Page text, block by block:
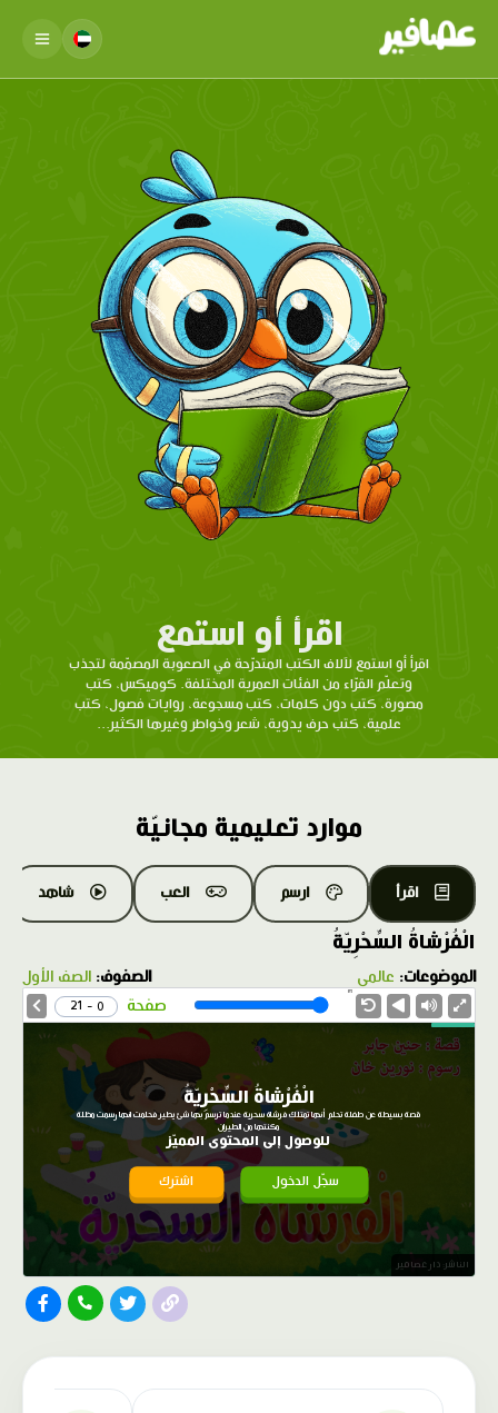
اقرأ أو استمع
اقرأ أو استمع لآلاف الكتب المتدرّحة في الصعوبة المصمّمة لتجذب
وتعلّم القرّاء من الفئات العمرية المختلفة. كوميكس، كتب
مصورة، كتب دون كلمات، كتب مسجوعة، روايات فصول، كتب
علمية، كتب حرف يدوية، شعر وخواطر وغيرها الكثير...
موارد تعليمية مجانيّة
اقرأ ارسم العب شاهد
الْفُرْشاةُ السِّحْرِيّةُ
الموضوعات: عالمي الصفوف: الصف الأول
صفحة 0 - 21
الْفُرْشاةُ السِّحْرِيّةُ
قصة بسيطة عن طفلة تحلم أنها تمتلك فرشاة سحرية عندما ترسم بها شئ يطير فحلمت انها رسمت مظلة
مكنتها من الطيران
للوصول إلى المحتوى المميّز
سجّل الدخول اشترك
الناشر: دار عصافير